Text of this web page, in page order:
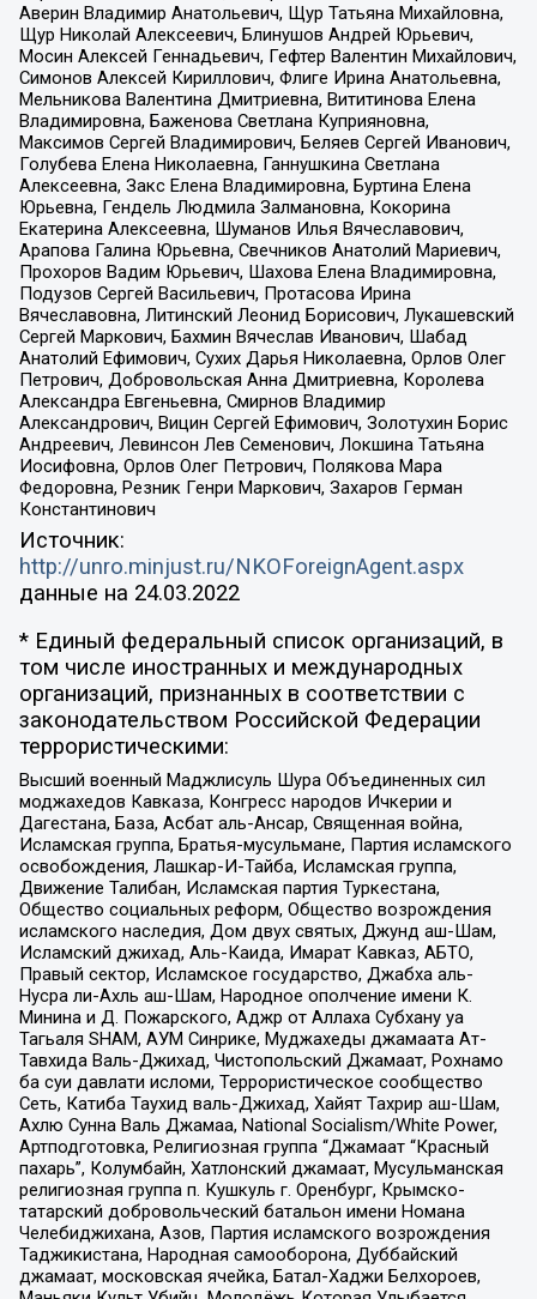
Аверин Владимир Анатольевич, Щур Татьяна Михайловна,
Щур Николай Алексеевич, Блинушов Андрей Юрьевич,
Мосин Алексей Геннадьевич, Гефтер Валентин Михайлович,
Симонов Алексей Кириллович, Флиге Ирина Анатольевна,
Мельникова Валентина Дмитриевна, Вититинова Елена
Владимировна, Баженова Светлана Куприяновна,
Максимов Сергей Владимирович, Беляев Сергей Иванович,
Голубева Елена Николаевна, Ганнушкина Светлана
Алексеевна, Закс Елена Владимировна, Буртина Елена
Юрьевна, Гендель Людмила Залмановна, Кокорина
Екатерина Алексеевна, Шуманов Илья Вячеславович,
Арапова Галина Юрьевна, Свечников Анатолий Мариевич,
Прохоров Вадим Юрьевич, Шахова Елена Владимировна,
Подузов Сергей Васильевич, Протасова Ирина
Вячеславовна, Литинский Леонид Борисович, Лукашевский
Сергей Маркович, Бахмин Вячеслав Иванович, Шабад
Анатолий Ефимович, Сухих Дарья Николаевна, Орлов Олег
Петрович, Добровольская Анна Дмитриевна, Королева
Александра Евгеньевна, Смирнов Владимир
Александрович, Вицин Сергей Ефимович, Золотухин Борис
Андреевич, Левинсон Лев Семенович, Локшина Татьяна
Иосифовна, Орлов Олег Петрович, Полякова Мара
Федоровна, Резник Генри Маркович, Захаров Герман
Константинович
Источник:
http://unro.minjust.ru/NKOForeignAgent.aspx
данные на 24.03.2022
* Единый федеральный список организаций, в
том числе иностранных и международных
организаций, признанных в соответствии с
законодательством Российской Федерации
террористическими:
Высший военный Маджлисуль Шура Объединенных сил
моджахедов Кавказа, Конгресс народов Ичкерии и
Дагестана, База, Асбат аль-Ансар, Священная война,
Исламская группа, Братья-мусульмане, Партия исламского
освобождения, Лашкар-И-Тайба, Исламская группа,
Движение Талибан, Исламская партия Туркестана,
Общество социальных реформ, Общество возрождения
исламского наследия, Дом двух святых, Джунд аш-Шам,
Исламский джихад, Аль-Каида, Имарат Кавказ, АБТО,
Правый сектор, Исламское государство, Джабха аль-
Нусра ли-Ахль аш-Шам, Народное ополчение имени К.
Минина и Д. Пожарского, Аджр от Аллаха Субхану уа
Тагьаля SHAM, АУМ Синрике, Муджахеды джамаата Ат-
Тавхида Валь-Джихад, Чистопольский Джамаат, Рохнамо
ба суи давлати исломи, Террористическое сообщество
Сеть, Катиба Таухид валь-Джихад, Хайят Тахрир аш-Шам,
Ахлю Сунна Валь Джамаа, National Socialism/White Power,
Артподготовка, Религиозная группа “Джамаат “Красный
пахарь”, Колумбайн, Хатлонский джамаат, Мусульманская
религиозная группа п. Кушкуль г. Оренбург, Крымско-
татарский добровольческий батальон имени Номана
Челебиджихана, Азов, Партия исламского возрождения
Таджикистана, Народная самооборона, Дуббайский
джамаат, московская ячейка, Батал-Хаджи Белхороев,